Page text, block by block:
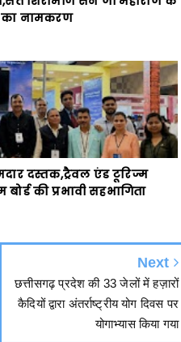
दस्तक,ट्रैवल एंड टूरिज्म
की प्रभावी सहभागिता
कैदियों द्वारा अंतर्राष्ट्रीय योग दिवस पर
योगाभ्यास किया गया